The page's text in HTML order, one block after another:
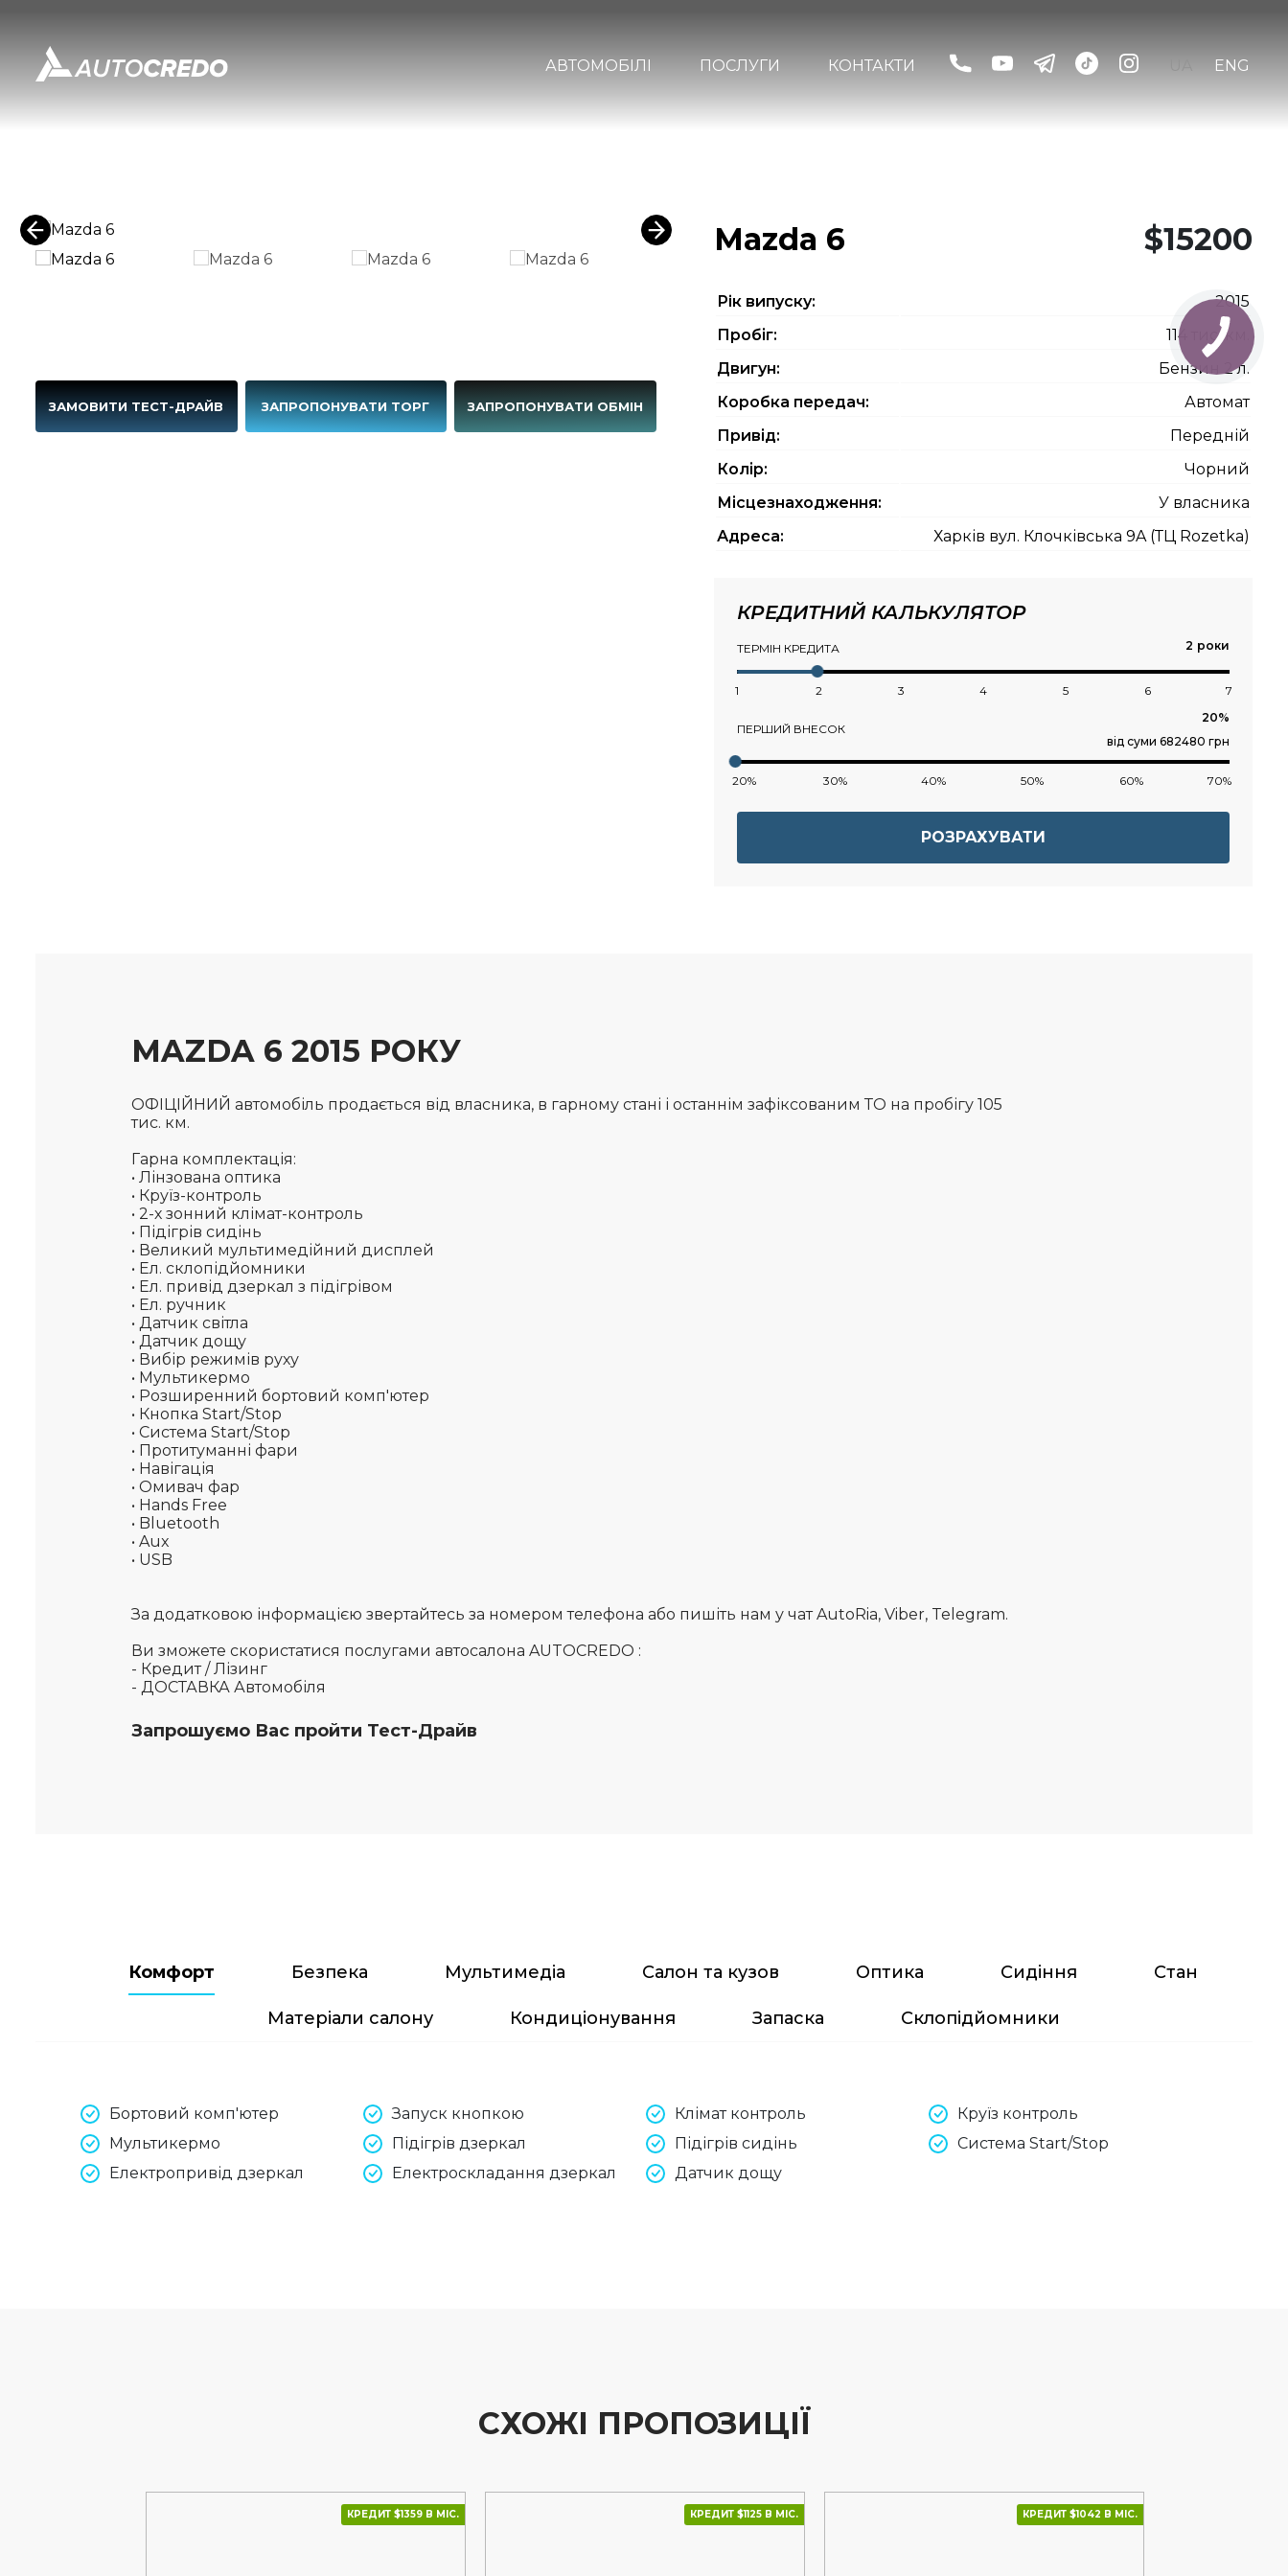
АВТОМОБІЛІ ПОСЛУГИ КОНТАКТИ ENG
ЗАМОВИТИ ТЕСТ-ДРАЙВ ЗАПРОПОНУВАТИ ТОРГ ЗАПРОПОНУВАТИ ОБМІН
Mazda 6 $15200
Рiк випуску:
2015
Пробіг:
114 тис. км.
Двигун:
Бензин 2 л.
Коробка передач:
Автомат
Привід:
Передній
Колір:
Чорний
Місцезнаходження:
У власника
Адреса:
Харків вул. Клочківська 9A (ТЦ Rozetka)
КРЕДИТНИЙ КАЛЬКУЛЯТОР
ТЕРМІН КРЕДИТА роки
1 2 3 4 5 6 7
ПЕРШИЙ ВНЕСОК
від суми 682480 грн
20% 30% 40% 50% 60% 70%
РОЗРАХУВАТИ
MAZDA 6 2015 РОКУ
ОФІЦІЙНИЙ автомобіль продається від власника, в гарному стані і останнім зафіксованим ТО на пробігу 105
тис. км.
Гарна комплектація:
• Лінзована оптика
• Круїз-контроль
• 2-х зонний клімат-контроль
• Підігрів сидінь
• Великий мультимедійний дисплей
• Ел. склопідйомники
• Ел. привід дзеркал з підігрівом
• Ел. ручник
• Датчик світла
• Датчик дощу
• Вибір режимів руху
• Мультикермо
• Розширенний бортовий комп'ютер
• Кнопка Start/Stop
• Система Start/Stop
• Протитуманні фари
• Навігація
• Омивач фар
• Hands Free
• Bluetooth
• Aux
• USB
За додатковою інформацією звертайтесь за номером телефона або пишіть нам у чат AutoRia, Viber, Telegram.
Ви зможете скористатися послугами автосалона AUTOCREDO :
- Кредит / Лізинг
- ДОСТАВКА Автомобіля
Запрошуємо Вас пройти Тест-Драйв
Комфорт Безпека Мультимедіа Салон та кузов Оптика Сидіння Стан
Матеріали салону Кондиціонування Запаска Склопідйомники
Бортовий комп'ютер Запуск кнопкою Клімат контроль
Круїз контроль
Мультикермо
Підігрів дзеркал Підігрів сидінь
Система Start/Stop
Електропривід дзеркал
Електроскладання дзеркал Датчик дощу
СХОЖІ ПРОПОЗИЦІЇ
КРЕДИТ $1359 В МІС. КРЕДИТ $1125 В МІС. КРЕДИТ $1042 В МІС.